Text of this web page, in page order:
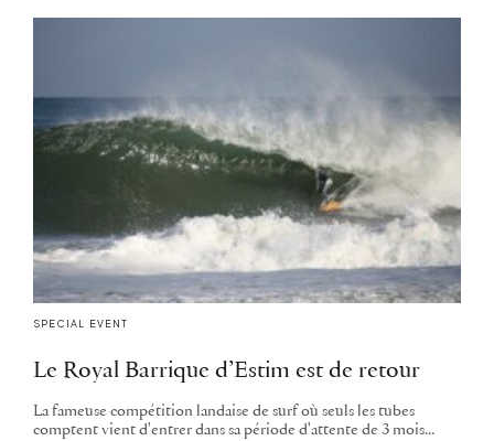
SPECIAL EVENT
Le Royal Barrique d’Estim est de retour
La fameuse compétition landaise de surf où seuls les tubes
comptent vient d'entrer dans sa période d'attente de 3 mois...